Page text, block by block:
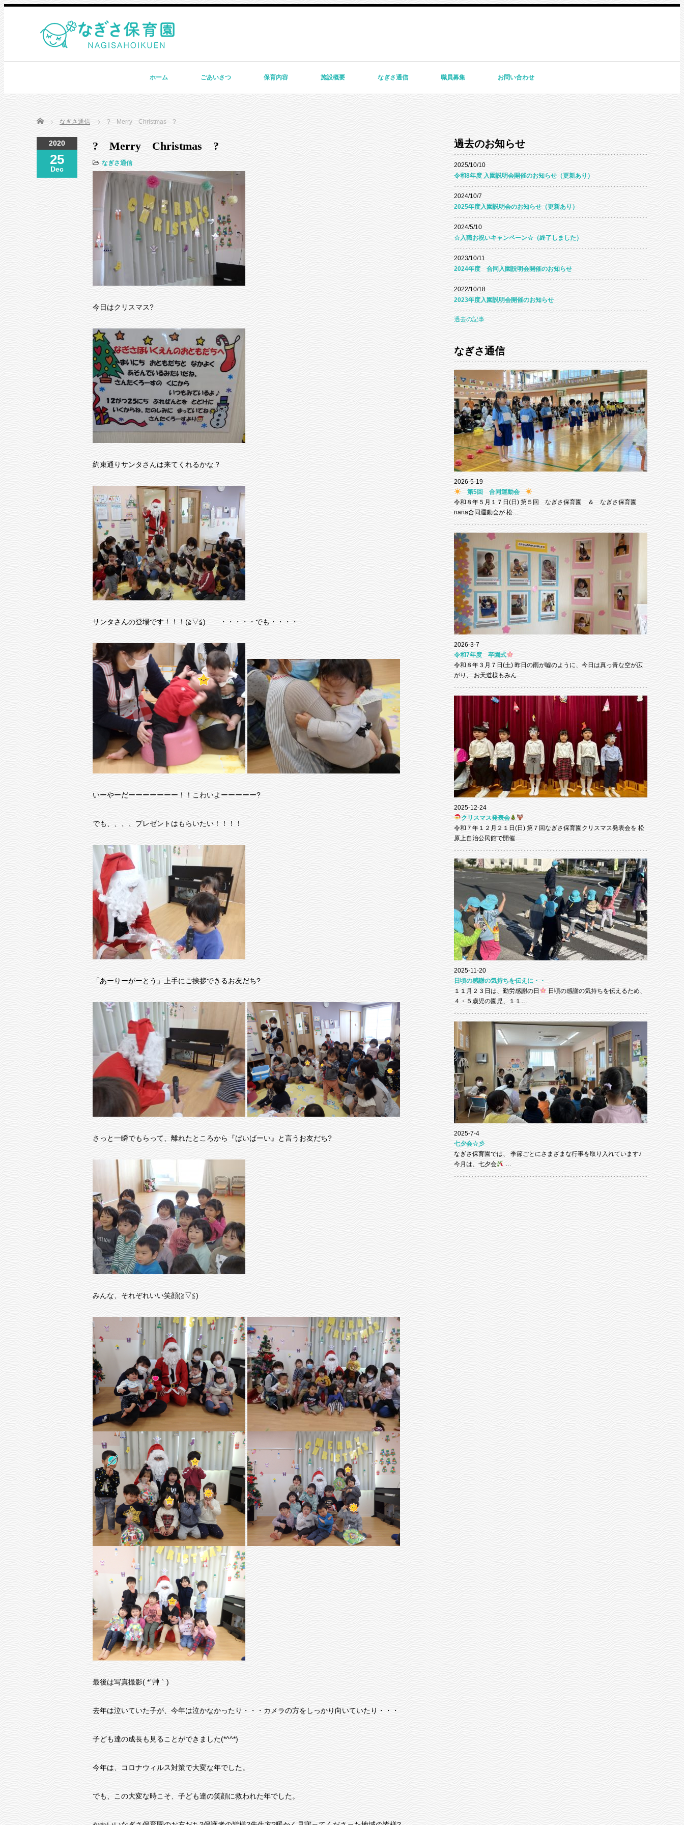
ホーム ごあいさつ 保育内容 施設概要 なぎさ通信 職員募集 お問い合わせ
Home なぎさ通信 ? Merry Christmas ?
2020
25
Dec
? Merry Christmas ?
なぎさ通信
今日はクリスマス?
約束通りサンタさんは来てくれるかな？
サンタさんの登場です！！！(≧▽≦) ・・・・・でも・・・・
いーやーだーーーーーーー！！こわいよーーーーー?
でも、、、、プレゼントはもらいたい！！！！
「あーりーがーとう」上手にご挨拶できるお友だち?
さっと一瞬でもらって、離れたところから『ばいばーい』と言うお友だち?
みんな、それぞれいい笑顔(≧▽≦)
最後は写真撮影( *´艸｀)
去年は泣いていた子が、今年は泣かなかったり・・・カメラの方をしっかり向いていたり・・・
子ども達の成長も見ることができました(*^^*)
今年は、コロナウィルス対策で大変な年でした。
でも、この大変な時こそ、子ども達の笑顔に救われた年でした。
過去のお知らせ
2025/10/10
令和8年度 入園説明会開催のお知らせ（更新あり）
2024/10/7
2025年度入園説明会のお知らせ（更新あり）
2024/5/10
☆入職お祝いキャンペーン☆（終了しました）
2023/10/11
2024年度 合同入園説明会開催のお知らせ
2022/10/18
2023年度入園説明会開催のお知らせ
過去の記事
なぎさ通信
2026-5-19
第5回 合同運動会
令和８年５月１７日(日) 第５回 なぎさ保育園 ＆ なぎさ保育園
nana合同運動会が 松…
2026-3-7
令和7年度 卒園式
令和８年３月７日(土) 昨日の雨が嘘のように、今日は真っ青な空が広
がり、 お天道様もみん…
2025-12-24
クリスマス発表会
令和７年１２月２１日(日) 第７回なぎさ保育園クリスマス発表会を 松
原上自治公民館で開催…
2025-11-20
日頃の感謝の気持ちを伝えに・・
１１月２３日は、勤労感謝の日
日頃の感謝の気持ちを伝えるため、
４・５歳児の園児、１１…
2025-7-4
七夕会☆彡
なぎさ保育園では、 季節ごとにさまざまな行事を取り入れています♪
今月は、七夕会
…